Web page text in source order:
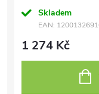
Skladem
EAN:
1 274 Kč